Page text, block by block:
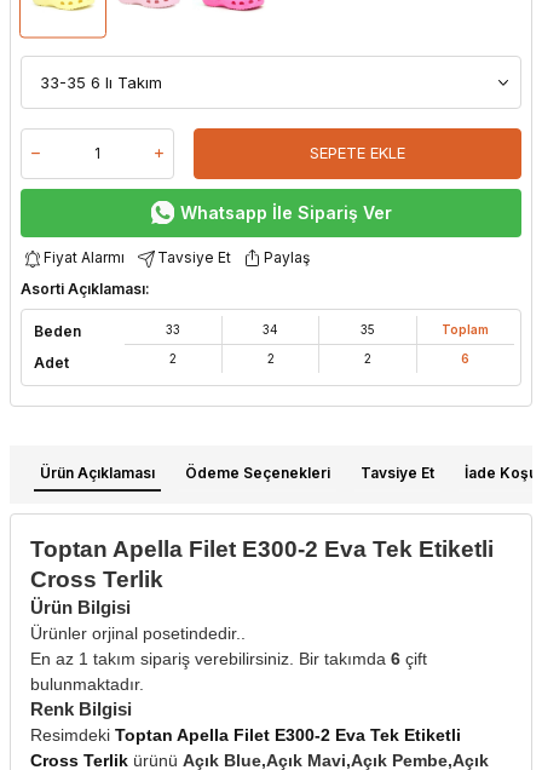
SEPETE EKLE
Whatsapp İle Sipariş Ver
Fiyat Alarmı Tavsiye Et
Paylaş
Asorti Açıklaması:
Beden
Adet
33
2
34
2
35
2
Toplam
6
Ürün Açıklaması Ödeme Seçenekleri Tavsiye Et İade
Toptan Apella Filet E300-2 Eva Tek Etiketli
Cross Terlik
Ürün Bilgisi
Ürünler orjinal posetindedir..
En az 1 takım sipariş verebilirsiniz. Bir takımda 6 çift
bulunmaktadır.
Renk Bilgisi
Resimdeki Toptan Apella Filet E300-2 Eva Tek Etiketli
Cross Terlik ürünü Açık Blue,Açık Mavi,Açık Pembe,Açık